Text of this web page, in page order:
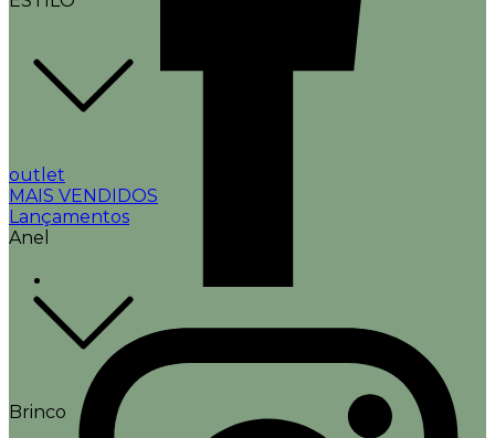
outlet
MAIS VENDIDOS
Lançamentos
Anel
Brinco